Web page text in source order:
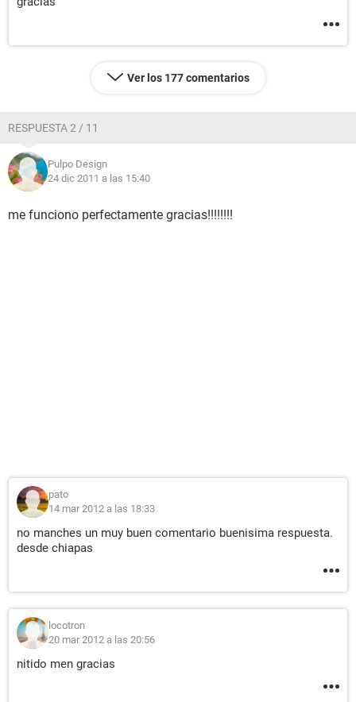
Ver los 177 comentarios
RESPUESTA 2 / 11
Pulpo Design
24 dic 2011 a las 15:40
me funciono perfectamente gracias!!!!!!!!
pato
14 mar 2012 a las 18:33
no manches un muy buen comentario buenisima respuesta.
desde chiapas
locotron
20 mar 2012 a las 20:56
nitido men gracias